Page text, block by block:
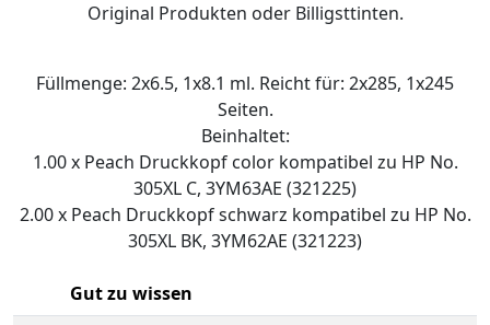
Original Produkten oder Billigsttinten.
Füllmenge: 2x6.5, 1x8.1 ml. Reicht für: 2x285, 1x245
Seiten.
Beinhaltet:
1.00 x Peach Druckkopf color kompatibel zu HP No.
305XL C, 3YM63AE (321225)
2.00 x Peach Druckkopf schwarz kompatibel zu HP No.
305XL BK, 3YM62AE (321223)
Gut zu wissen